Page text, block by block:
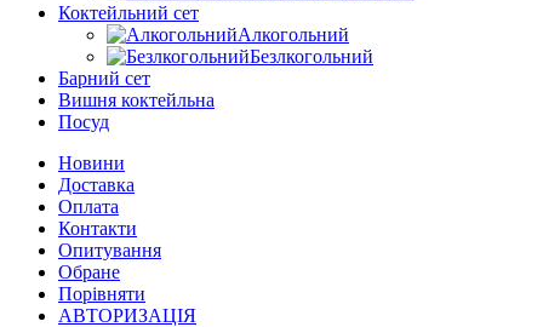
Коктейльний сет
Алкогольний
Безлкогольний
Барний сет
Вишня коктейльна
Посуд
Новини
Доставка
Оплата
Контакти
Опитування
Обране
Порівняти
АВТОРИЗАЦІЯ